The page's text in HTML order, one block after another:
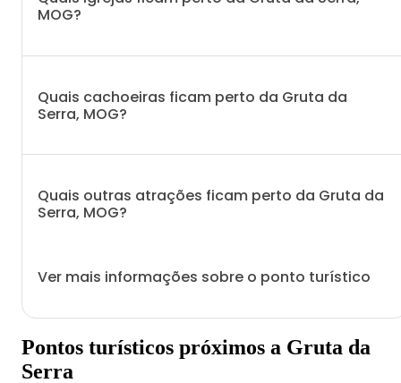
MOG?
Quais cachoeiras ficam perto da Gruta da
Serra, MOG?
Quais outras atrações ficam perto da Gruta da
Serra, MOG?
Ver mais informações sobre o ponto turístico
Pontos turísticos próximos a Gruta da
Serra